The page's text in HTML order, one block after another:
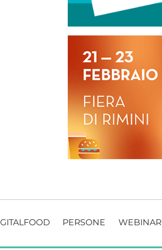
PERSONE WEBINAR